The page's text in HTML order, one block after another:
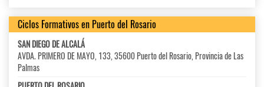
Ciclos Formativos en Puerto del Rosario
SAN DIEGO DE ALCALÁ
AVDA. PRIMERO DE MAYO, 133, 35600 Puerto del Rosario, Provincia de Las
Palmas